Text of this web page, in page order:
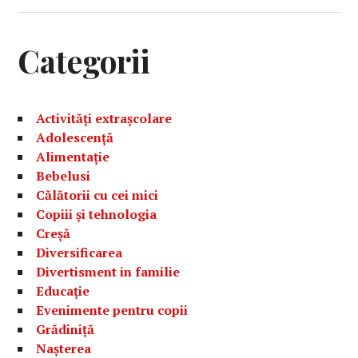
Categorii
Activități extrașcolare
Adolescență
Alimentație
Bebelusi
Călătorii cu cei mici
Copiii și tehnologia
Creșă
Diversificarea
Divertisment in familie
Educație
Evenimente pentru copii
Grădiniță
Nașterea